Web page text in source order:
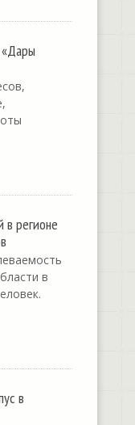
регионе
в
в